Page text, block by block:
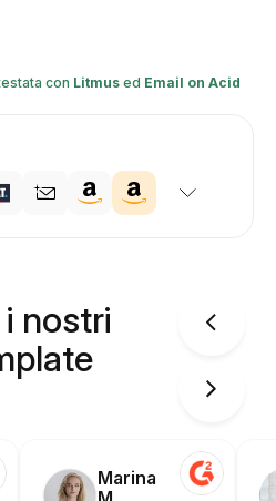
con Litmused Email on Acid
nostri
Marina